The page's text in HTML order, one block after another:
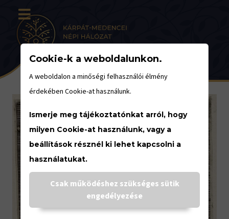
Cookie-k a weboldalunkon.
A weboldalon a minőségi felhasználói élmény
érdekében Cookie-at használunk.
Ismerje meg tájékoztatónkat arról, hogy
milyen Cookie-at használunk, vagy a
beállítások résznél ki lehet kapcsolni a
használatukat.
Csak működéshez szükséges sütik
engedélyezése